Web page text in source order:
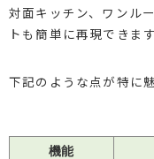
対面キッチン、ワンル
トも簡単に再現できます
下記のような点が特に魅
機能